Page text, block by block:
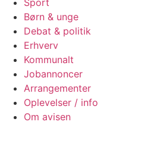
Børn & unge
Debat & politik
Erhverv
Kommunalt
Jobannoncer
Arrangementer
Oplevelser / info
Om avisen